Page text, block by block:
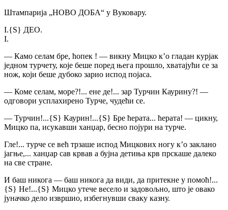
Штампарија „НОВО ДОБА“ у Вуковару.
I.{S} ДЕО.
I.
— Камо селам бре, ћопек ! — викну Мицко к’о гладан курјак
једном турчету, које беше поред њега прошло, хватајући се за
нож, који беше дубоко зарио испод појаса.
— Коме селам, море?!... ене де!... зар Турчин Каурину?! —
одговори усплахирено Турче, чудећи се.
— Турчин!...{S} Каурин!...{S} Бре ћерата... ћерата! — цикну,
Мицко па, исукавши ханџар, бесно појури на турче.
Гле!... турче се већ трзаше испод Мицкових ногу к’о заклано
јагње,... ханџар сав крвав а бујна детиња крв прскаше далеко
на све стране.
И баш никога — баш никога да види, да притекне у помоћ!...
{S} Не!...{S} Мицко утече весело и задовољно, што је овако
јуначко дело извршио, избегнувши сваку казну.